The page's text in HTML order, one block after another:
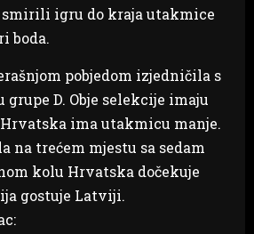
igru do kraja utakmice
boda.
pobjedom izjedničila s
D. Obje selekcije imaju
Hrvatska ima utakmicu manje.
na trećem mjestu sa sedam
kolu Hrvatska dočekuje
gostuje Latviji.